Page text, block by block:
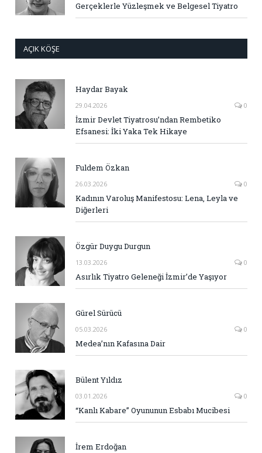
Gerçeklerle Yüzleşmek ve Belgesel Tiyatro
AÇIK KÖŞE
Haydar Bayak
29.04.2026 0
İzmir Devlet Tiyatrosu’ndan Rembetiko
Efsanesi: İki Yaka Tek Hikaye
Fuldem Özkan
26.03.2026 0
Kadının Varoluş Manifestosu: Lena, Leyla ve
Diğerleri
Özgür Duygu Durgun
13.03.2026 0
Asırlık Tiyatro Geleneği İzmir’de Yaşıyor
Gürel Sürücü
05.03.2026 0
Medea’nın Kafasına Dair
Bülent Yıldız
03.01.2026 0
“Kanlı Kabare” Oyununun Esbabı Mucibesi
İrem Erdoğan